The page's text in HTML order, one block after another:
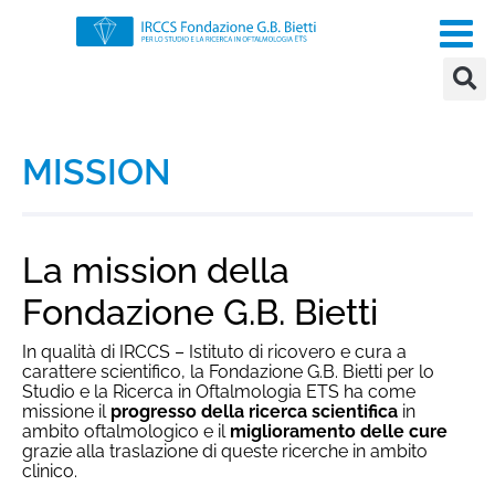
MISSION
La mission della
Fondazione G.B. Bietti
In qualità di IRCCS – Istituto di ricovero e cura a
carattere scientifico, la Fondazione G.B. Bietti per lo
Studio e la Ricerca in Oftalmologia ETS ha come
missione il progresso della ricerca scientifica in
ambito oftalmologico e il miglioramento delle cure
grazie alla traslazione di queste ricerche in ambito
clinico.